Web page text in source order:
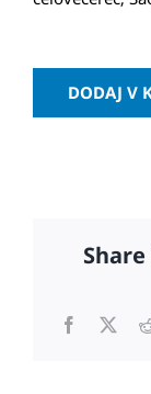
DODAJ V
Facebook
X